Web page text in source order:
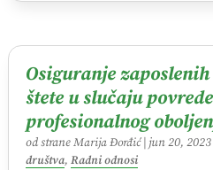
Osiguranje
štete u slučaju
profesionalnog
od straneMarija Đorđić| jun 20, 2023|
društva, Radni odnosi